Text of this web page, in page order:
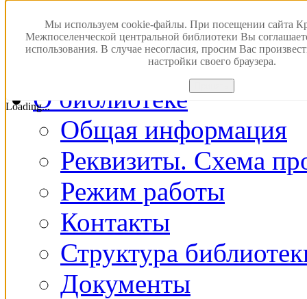
Мы используем cookie-файлы. При посещении сайта
Межпоселенческой центральной библиотеки Вы
использования. В случае несогласия, просим Вас
настройки своего браузера.
Loading...
Версия для
О библиотеке
Общая информация
Реквизиты. Схема
Режим работы
Контакты
Структура
Документы